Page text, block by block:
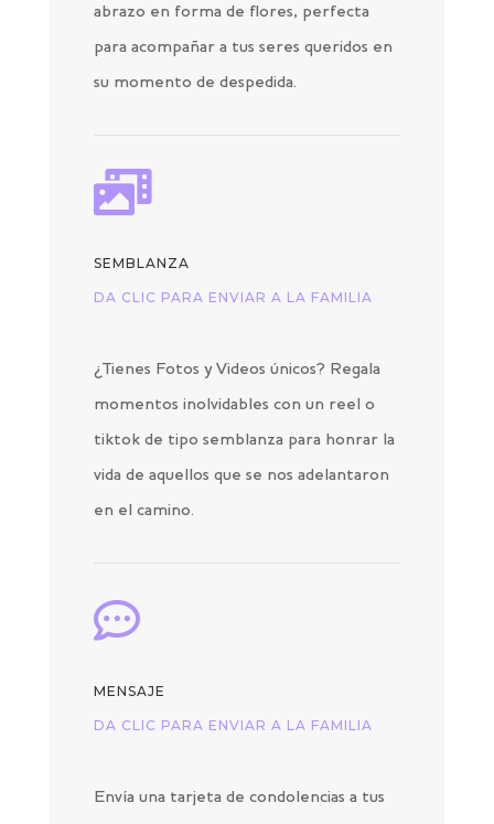
abrazo en forma de flores, perfecta
para acompañar a tus seres queridos en
su momento de despedida.

SEMBLANZA
DA CLIC PARA ENVIAR A LA FAMILIA
¿Tienes Fotos y Videos únicos? Regala
momentos inolvidables con un reel o
tiktok de tipo semblanza para honrar la
vida de aquellos que se nos adelantaron
en el camino.

MENSAJE
DA CLIC PARA ENVIAR A LA FAMILIA
Envía una tarjeta de condolencias a tus